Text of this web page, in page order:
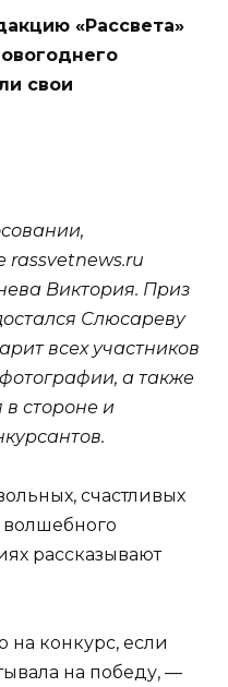
«Рассвета»
свои
rassvetnews.ru
Виктория. Приз
Слюсареву
всех участников
а также
в стороне и
счастливых
рассказывают
конкурс, если
на победу, —